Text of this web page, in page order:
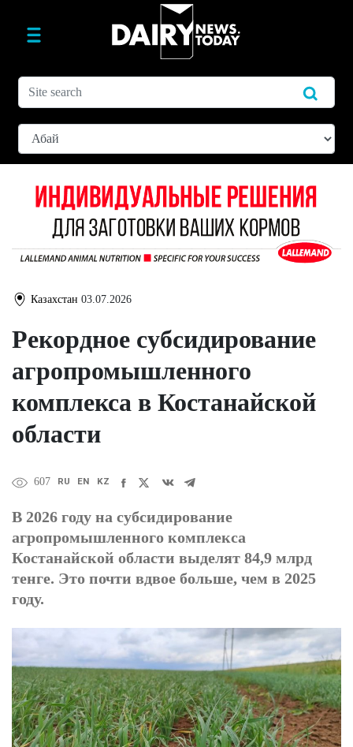
Казахстан 03.07.2026
Рекордное субсидирование
агропромышленного
комплекса в Костанайской
области
607 RU EN KZ
В 2026 году на субсидирование
агропромышленного комплекса
Костанайской области выделят 84,9 млрд
тенге. Это почти вдвое больше, чем в 2025
году.